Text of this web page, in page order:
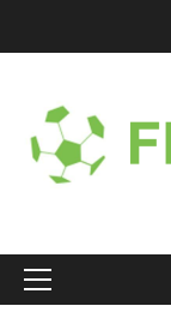
Menú